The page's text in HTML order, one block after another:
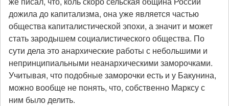
дожила до капитализма, она уже является частью
общества капиталистической эпохи, а значит и может
стать зародышем социалистического общества. По
сути дела это анархические работы с небольшими и
непринципиальными неанархическими заморочками.
Учитывая, что подобные заморочки есть и у Бакунина,
можно вообще не понять, что, собственно Марксу с
ним было делить.